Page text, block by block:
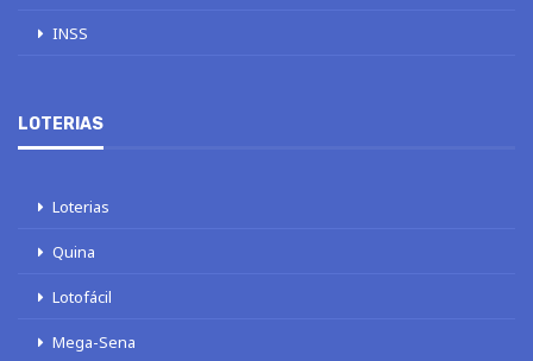
INSS
LOTERIAS
Loterias
Quina
Lotofácil
Mega-Sena